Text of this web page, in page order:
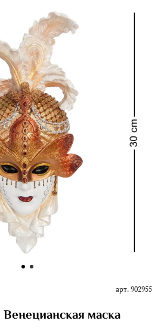
арт. 902955
маска